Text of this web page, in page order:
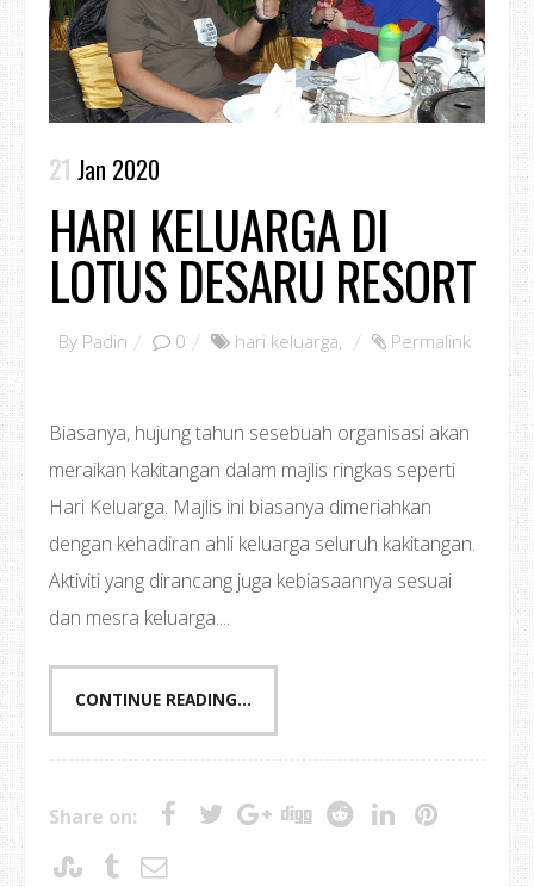
21 Jan 2020
HARI KELUARGA DI
LOTUS DESARU RESORT
By Padin 0 hari keluarga, Permalink
Biasanya, hujung tahun sesebuah organisasi akan
meraikan kakitangan dalam majlis ringkas seperti
Hari Keluarga. Majlis ini biasanya dimeriahkan
dengan kehadiran ahli keluarga seluruh kakitangan.
Aktiviti yang dirancang juga kebiasaannya sesuai
dan mesra keluarga....
CONTINUE READING...
Share on: